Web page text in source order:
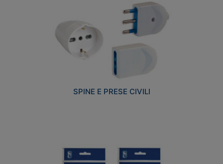
SPINE E PRESE CIVILI